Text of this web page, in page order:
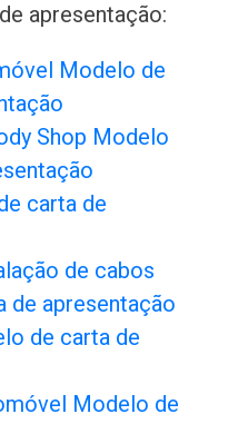
apresentação:
Modelo de
Shop Modelo
carta de
de cabos
de apresentação
de carta de
Modelo de